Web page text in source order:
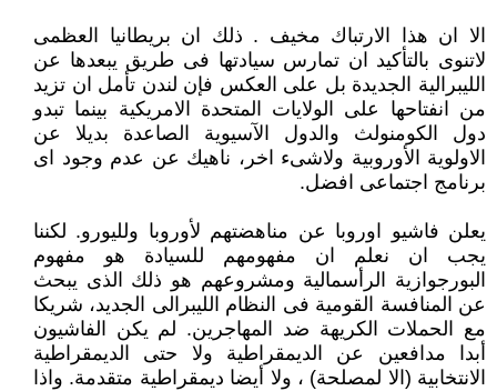
الا ان هذا الارتباك مخيف . ذلك ان بريطانيا العظمى
لاتنوى بالتأكيد ان تمارس سيادتها فى طريق يبعدها عن
الليبرالية الجديدة بل على العكس فإن لندن تأمل ان تزيد
من انفتاحها على الولايات المتحدة الامريكية بينما تبدو
دول الكومنولث والدول الآسيوية الصاعدة بديلا عن
الاولوية الأوروبية ولاشىء اخر، ناهيك عن عدم وجود اى
برنامج اجتماعى افضل.
يعلن فاشيو اوروبا عن مناهضتهم لأوروبا ولليورو. لكننا
يجب ان نعلم ان مفهومهم للسيادة هو مفهوم
البورجوازية الرأسمالية ومشروعهم هو ذلك الذى يبحث
عن المنافسة القومية فى النظام الليبرالى الجديد، شريكا
مع الحملات الكريهة ضد المهاجرين. لم يكن الفاشيون
أبدا مدافعين عن الديمقراطية ولا حتى الديمقراطية
الانتخابية (الا لمصلحة) ، ولا أيضا ديمقراطية متقدمة. واذا